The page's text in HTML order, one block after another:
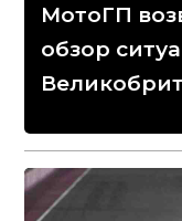
МотоГП
обзор